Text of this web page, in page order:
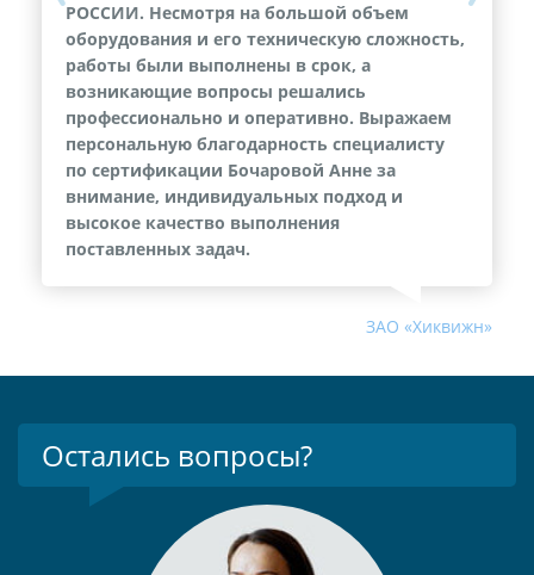
РОССИИ. Несмотря на большой объем
оборудования и его техническую сложность,
работы были выполнены в срок, а
возникающие вопросы решались
профессионально и оперативно. Выражаем
персональную благодарность специалисту
по сертификации Бочаровой Анне за
внимание, индивидуальных подход и
высокое качество выполнения
поставленных задач.
ЗАО «Хиквижн»
Остались вопросы?